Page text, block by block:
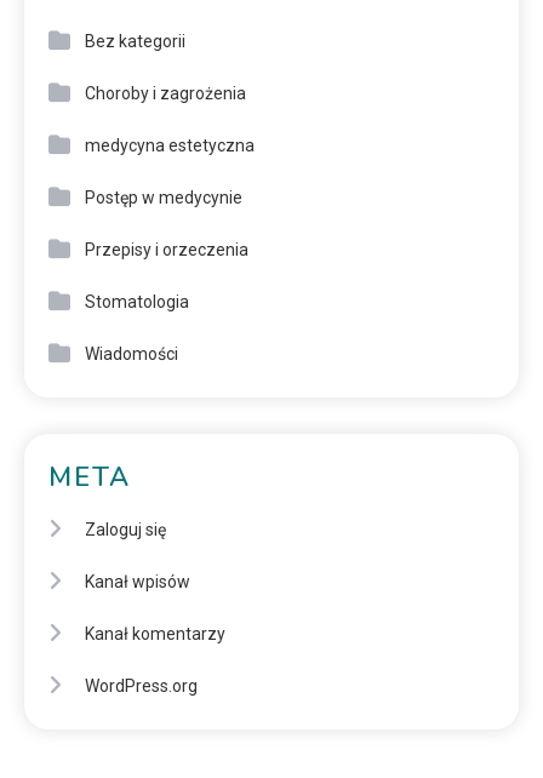
Bez kategorii
Choroby i zagrożenia
medycyna estetyczna
Postęp w medycynie
Przepisy i orzeczenia
Stomatologia
Wiadomości
META
Zaloguj się
Kanał wpisów
Kanał komentarzy
WordPress.org